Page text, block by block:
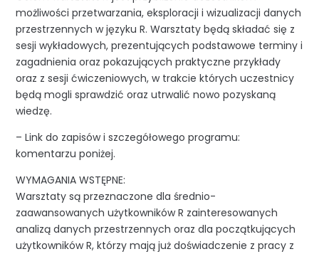
możliwości przetwarzania, eksploracji i wizualizacji danych
przestrzennych w języku R. Warsztaty będą składać się z
sesji wykładowych, prezentujących podstawowe terminy i
zagadnienia oraz pokazujących praktyczne przykłady
oraz z sesji ćwiczeniowych, w trakcie których uczestnicy
będą mogli sprawdzić oraz utrwalić nowo pozyskaną
wiedzę.
– Link do zapisów i szczegółowego programu:
komentarzu poniżej.
WYMAGANIA WSTĘPNE:
Warsztaty są przeznaczone dla średnio-
zaawansowanych użytkowników R zainteresowanych
analizą danych przestrzennych oraz dla początkujących
użytkowników R, którzy mają już doświadczenie z pracy z